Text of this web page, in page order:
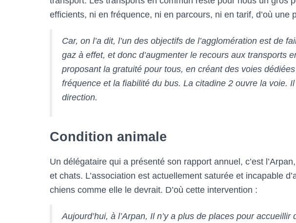
efficients, ni en fréquence, ni en parcours, ni en tarif, d’où une
Car, on l’a dit, l’un des objectifs de l’agglomération est de
gaz à effet, et donc d’augmenter le recours aux transports
proposant la gratuité pour tous, en créant des voies
fréquence et la fiabilité du bus. La citadine 2 ouvre la voie.
direction.
Condition animale
Un délégataire qui a présenté son rapport annuel, c’est
et chats. L’association est actuellement saturée et incapable
chiens comme elle le devrait. D’où cette intervention :
Aujourd’hui, à l’Arpan, Il n’y a plus de places pour